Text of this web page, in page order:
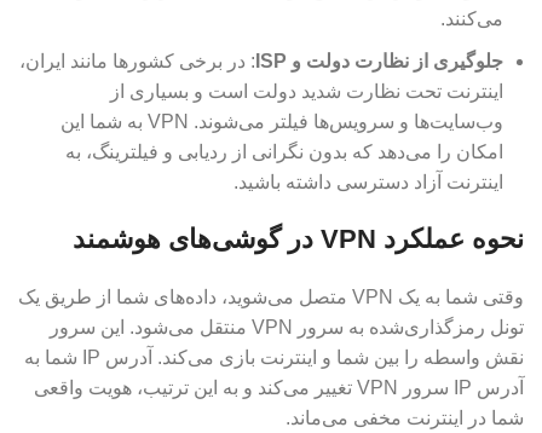
می‌کنند.
جلوگیری از نظارت دولت و ISP
: در برخی کشورها مانند ایران،
اینترنت تحت نظارت شدید دولت است و بسیاری از
وب‌سایت‌ها و سرویس‌ها فیلتر می‌شوند. VPN به شما این
امکان را می‌دهد که بدون نگرانی از ردیابی و فیلترینگ، به
اینترنت آزاد دسترسی داشته باشید.
نحوه عملکرد VPN در گوشی‌های هوشمند
وقتی شما به یک VPN متصل می‌شوید، داده‌های شما از طریق یک
تونل رمزگذاری‌شده به سرور VPN منتقل می‌شود. این سرور
نقش واسطه را بین شما و اینترنت بازی می‌کند. آدرس IP شما به
آدرس IP سرور VPN تغییر می‌کند و به این ترتیب، هویت واقعی
شما در اینترنت مخفی می‌ماند.